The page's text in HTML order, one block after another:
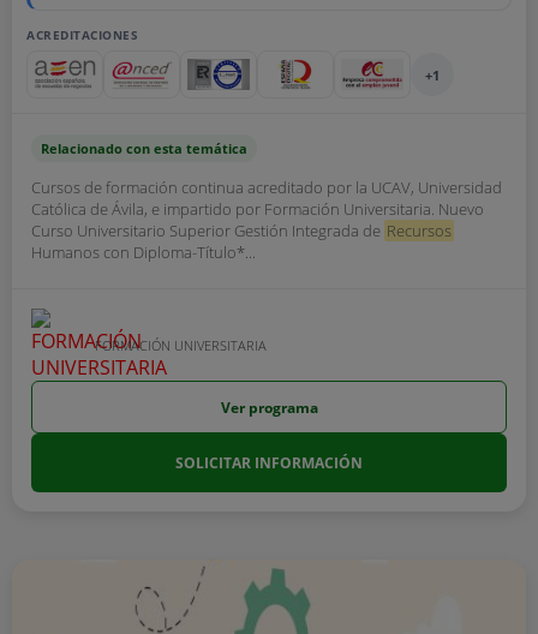
ACREDITACIONES
+1
Relacionado con esta temática
Cursos de formación continua acreditado por la UCAV, Universidad
Católica de Ávila, e impartido por Formación Universitaria. Nuevo
Curso Universitario Superior Gestión Integrada de Recursos
Humanos con Diploma-Título*...
FORMACIÓN UNIVERSITARIA
Ver programa
SOLICITAR INFORMACIÓN